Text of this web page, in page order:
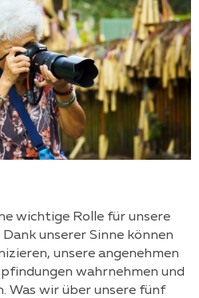
wichtige Rolle für unsere
unserer Sinne können
unsere angenehmen
wahrnehmen und
Was wir über unsere fünf